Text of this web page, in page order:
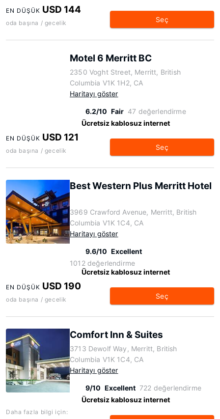
EN DÜŞÜK USD 144
oda başına / gecelik Seç
Motel 6 Merritt BC
2350 Voght Street, Merritt, British
Columbia V1K 1H2, CA
Haritayı göster
6.2/10 Fair 47 değerlendirme
Ücretsiz kablosuz internet
EN DÜŞÜK USD 121
oda başına / gecelik Seç
Best Western Plus Merritt Hotel
3969 Crawford Avenue, Merritt, British
Columbia V1K 1C4, CA
Haritayı göster
9.6/10 Excellent
1012 değerlendirme
Ücretsiz kablosuz internet
EN DÜŞÜK USD 190
oda başına / gecelik Seç
Comfort Inn & Suites
3713 Dewolf Way, Merritt, British
Columbia V1K 1C4, CA
Haritayı göster
9/10 Excellent 722 değerlendirme
Ücretsiz kablosuz internet
Daha fazla bilgi için: